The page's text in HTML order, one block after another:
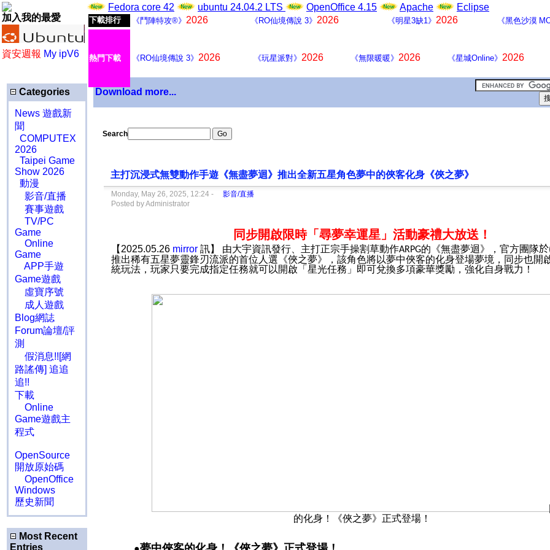
加入我的最愛
資安週報 My ipV6
Fedora core 42 ubuntu 24.04.2 LTS OpenOffice 4.15 Apache Eclipse
下載排行 《鬥陣特攻®》 2026 《RO仙境傳說 3》 2026 《明星3缺1》 2026 《黑色沙漠
熱門下載 《RO仙境傳說 3》 2026 《玩星派對》 2026 《無限暖暖》 2026 《星城Online》 2026
Categories
News 遊戲新
聞
COMPUTEX
2026
Taipei Game
Show 2026
動漫
影音/直播
賽事遊戲
TV/PC
Game
Online
Game
APP手遊
Game遊戲
虛寶序號
成人遊戲
Blog網誌
Forum論壇/評
測
假消息!![網
路謠傳] 追追
追!!
下載
Online
Game遊戲主
程式
OpenSource
開放原始碼
OpenOffice
Windows
歷史新聞
Most Recent
Entries
Download more...
Search
主打沉浸式無雙動作手遊《無盡夢迴》推出全新五星角色夢中的俠客化身《俠之夢》
Monday, May 26, 2025, 12:24 -
影音/直播
Posted by Administrator
同步開啟限時「尋夢幸運星」活動豪禮大放送！
【2025.05.26 mirror 訊】 由大宇資訊發行、主打正宗手操割草動作ARPG的《無盡夢迴》，官方團隊於
推出稀有五星夢靈鋒刃流派的首位人選《俠之夢》，該角色將以夢中俠客的化身登場夢境，同步也開
統玩法，玩家只要完成指定任務就可以開啟「星光任務」即可兌換多項豪華獎勵，強化自身戰力！
的化身！《俠之夢》正式登場！